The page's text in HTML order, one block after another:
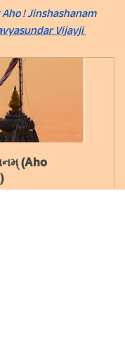
! Jinshashanam
Vijayji
(Aho